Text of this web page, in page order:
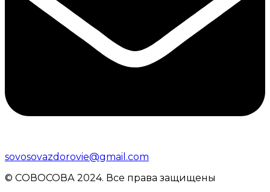
sovosovazdorovie@gmail.com
© CОВОСОВА 2024. Все права защищены